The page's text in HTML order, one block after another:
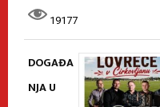
19177
DOGAĐA
NJA U